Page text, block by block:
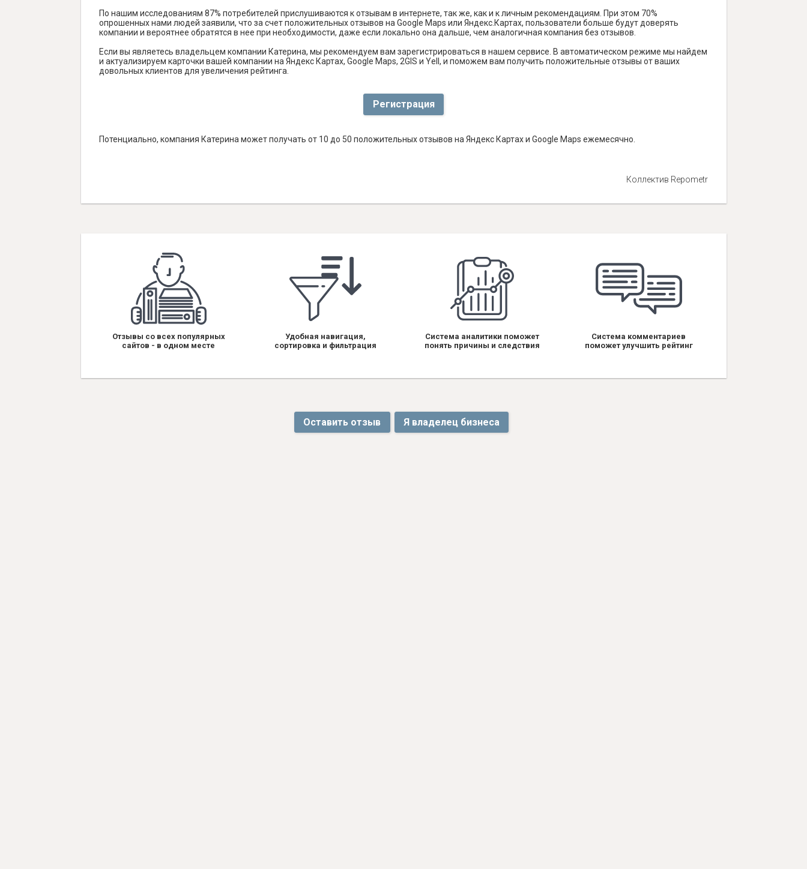
По нашим исследованиям 87% потребителей прислушиваются к отзывам в интернете, так же, как и к личным рекомендациям. При этом 70%
опрошенных нами людей заявили, что за счет положительных отзывов на Google Maps или Яндекс.Картах, пользователи больше будут доверять
компании и вероятнее обратятся в нее при необходимости, даже если локально она дальше, чем аналогичная компания без отзывов.
Если вы являетесь владельцем компании Катерина, мы рекомендуем вам зарегистрироваться в нашем сервисе. В автоматическом режиме мы найдем
и актуализируем карточки вашей компании на Яндекс Картах, Google Maps, 2GIS и Yell, и поможем вам получить положительные отзывы от ваших
довольных клиентов для увеличения рейтинга.
Регистрация
Потенциально, компания Катерина может получать от 10 до 50 положительных отзывов на Яндекс Картах и Google Maps ежемесячно.
Коллектив Repometr
Отзывы со всех популярных
сайтов - в одном месте
Удобная навигация,
сортировка и фильтрация
Система аналитики поможет
понять причины и следствия
Система комментариев
поможет улучшить рейтинг
Оставить отзыв Я владелец бизнеса